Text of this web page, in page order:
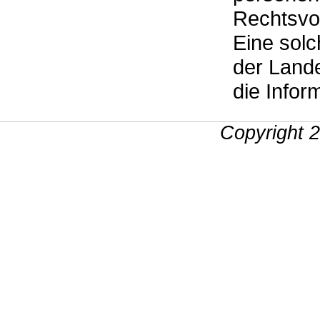
Eine
der
die
Copyright